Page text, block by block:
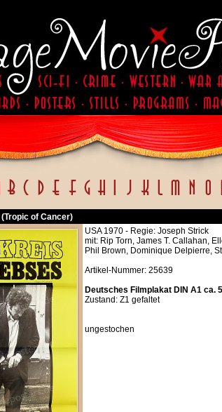
of Cancer)
USA 1970 - Regie: Joseph Strick
mit: Rip Torn, James T. Callahan,
Phil Brown, Dominique Delpierre,
Artikel-Nummer: 25639
Deutsches Filmplakat DIN A1 ca.
Zustand: Z1 gefaltet
ungestochen